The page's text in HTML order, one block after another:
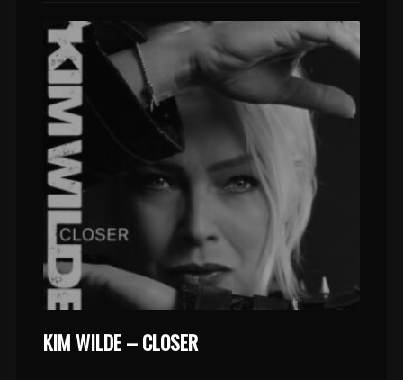
KIM WILDE – CLOSER